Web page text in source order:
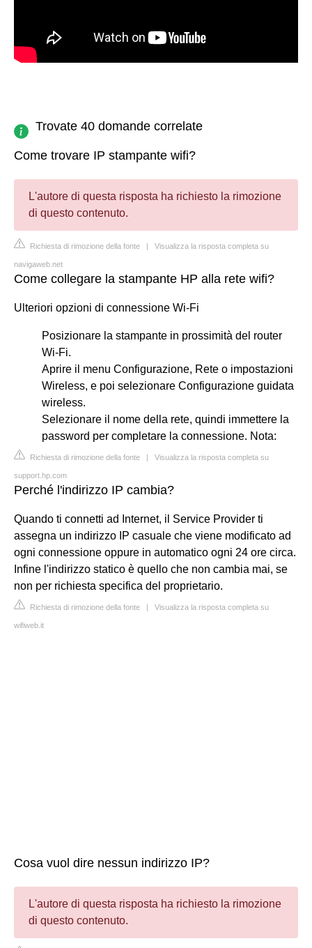
Trovate 40 domande correlate
Come trovare IP stampante wifi?
L'autore di questa risposta ha richiesto la rimozione
di questo contenuto.
Richiesta di rimozione della fonte | Visualizza la risposta completa su
navigaweb.net
Come collegare la stampante HP alla rete wifi?
Ulteriori opzioni di connessione Wi-Fi
Posizionare la stampante in prossimità del router
Wi-Fi.
Aprire il menu Configurazione, Rete o impostazioni
Wireless, e poi selezionare Configurazione guidata
wireless.
Selezionare il nome della rete, quindi immettere la
password per completare la connessione. Nota:
Richiesta di rimozione della fonte | Visualizza la risposta completa su
support.hp.com
Perché l'indirizzo IP cambia?
Quando ti connetti ad Internet, il Service Provider ti
assegna un indirizzo IP casuale che viene modificato ad
ogni connessione oppure in automatico ogni 24 ore circa.
Infine l'indirizzo statico è quello che non cambia mai, se
non per richiesta specifica del proprietario.
Richiesta di rimozione della fonte | Visualizza la risposta completa su
wifiweb.it
Cosa vuol dire nessun indirizzo IP?
L'autore di questa risposta ha richiesto la rimozione
di questo contenuto.